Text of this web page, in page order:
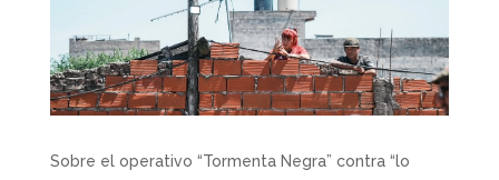
Sobre el operativo “Tormenta Negra” contra “lo